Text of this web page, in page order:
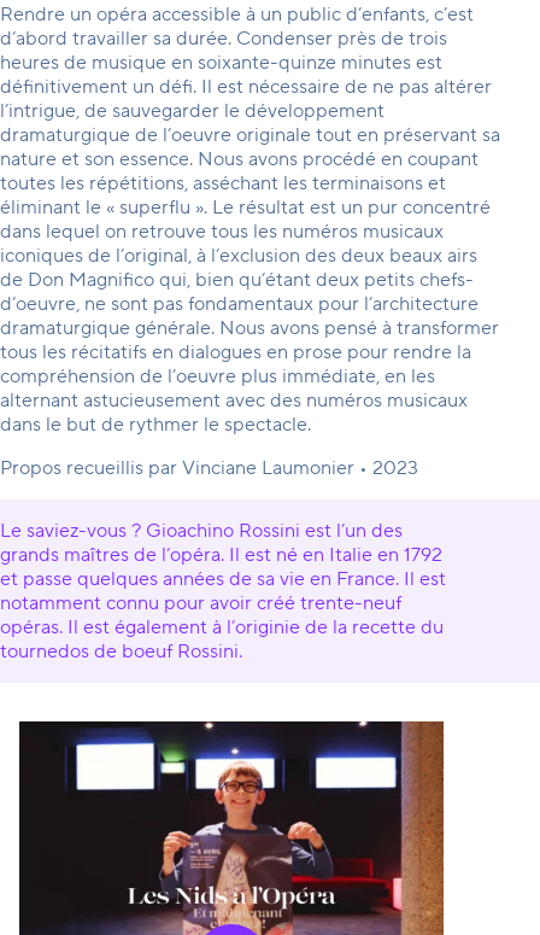
Rendre un opéra accessible à un public d’enfants, c’est
d’abord travailler sa durée. Condenser près de trois
heures de musique en soixante-quinze minutes est
définitivement un défi. Il est nécessaire de ne pas altérer
l’intrigue, de sauvegarder le développement
dramaturgique de l’oeuvre originale tout en préservant sa
nature et son essence. Nous avons procédé en coupant
toutes les répétitions, asséchant les terminaisons et
éliminant le « superflu ». Le résultat est un pur concentré
dans lequel on retrouve tous les numéros musicaux
iconiques de l’original, à l’exclusion des deux beaux airs
de Don Magnifico qui, bien qu’étant deux petits chefs-
d’oeuvre, ne sont pas fondamentaux pour l’architecture
dramaturgique générale. Nous avons pensé à transformer
tous les récitatifs en dialogues en prose pour rendre la
compréhension de l’oeuvre plus immédiate, en les
alternant astucieusement avec des numéros musicaux
dans le but de rythmer le spectacle.
Propos recueillis par Vinciane Laumonier • 2023
Le saviez-vous ? Gioachino Rossini est l’un des
grands maîtres de l’opéra. Il est né en Italie en 1792
et passe quelques années de sa vie en France. Il est
notamment connu pour avoir créé trente-neuf
opéras. Il est également à l’originie de la recette du
tournedos de boeuf Rossini.
Le Magazine